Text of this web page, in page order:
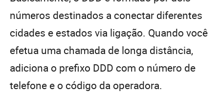
números destinados a conectar diferentes
cidades e estados via ligação. Quando você
efetua uma chamada de longa distância,
adiciona o prefixo DDD com o número de
telefone e o código da operadora.